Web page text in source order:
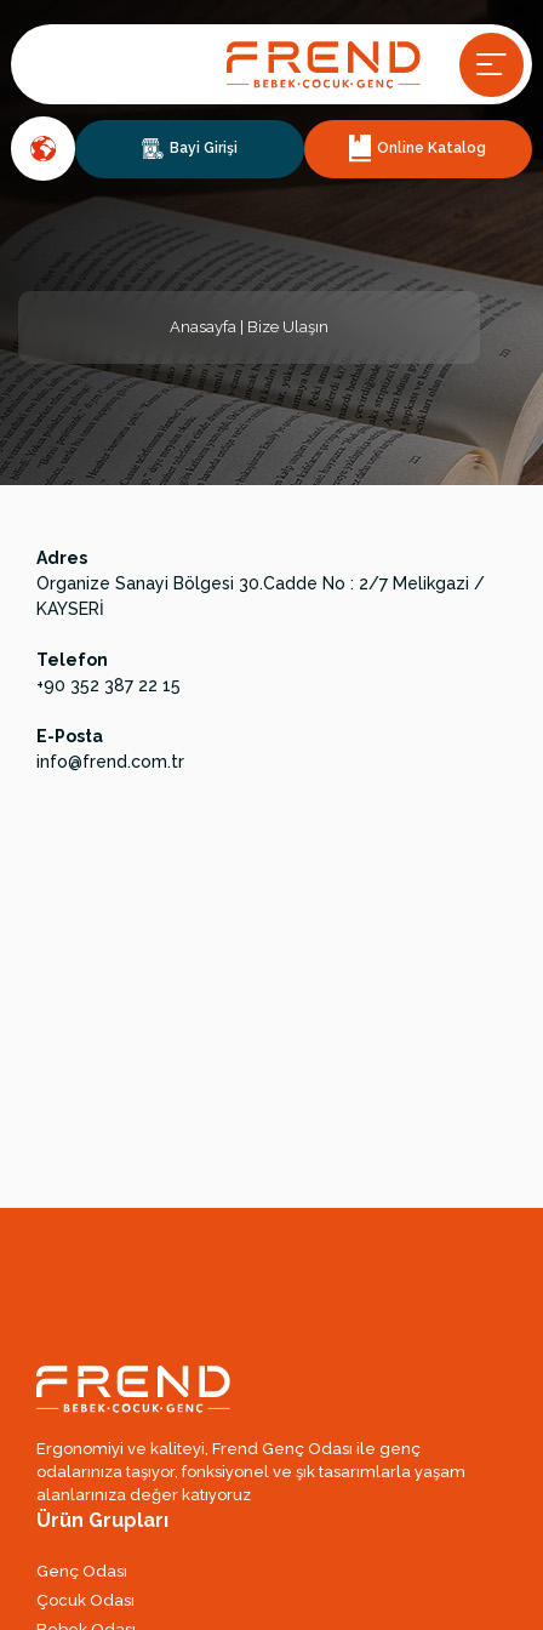
Bayi Girişi Online Katalog
Anasayfa| Bize Ulaşın
Adres
Organize Sanayi Bölgesi 30.Cadde No : 2/7 Melikgazi /
KAYSERİ
Telefon
+90 352 387 22 15
E-Posta
info@frend.com.tr
Ergonomiyi ve kaliteyi, Frend Genç Odası ile genç
odalarınıza taşıyor, fonksiyonel ve şık tasarımlarla yaşam
alanlarınıza değer katıyoruz
Ürün Grupları
Genç Odası
Çocuk Odası